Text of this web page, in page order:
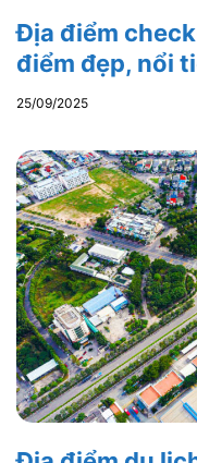
Địa điểm
điểm đẹp, nổi
25/09/2025